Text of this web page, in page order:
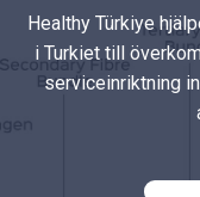
e
Healthy Türkiye
i Turkiet till
serviceinriktning